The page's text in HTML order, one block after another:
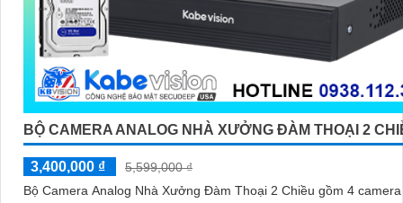
BỘ CAMERA ANALOG NHÀ XƯỞNG ĐÀM THOẠI 2
3,400,000 ₫
5,599,000 ₫
Bộ Camera Analog Nhà Xưởng Đàm Thoại 2 Chiều gồm 4 camera